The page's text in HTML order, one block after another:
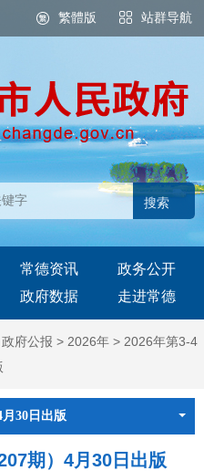
繁體版 站群导航
常德资讯
政务公开
政府数据 走进常德
政府公报 > 2026年 > 2026年第3-4
30日出版
期）4月30日出版